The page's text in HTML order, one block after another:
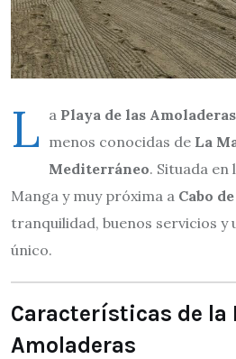
L a Playa de las Amoladeras
menos conocidas de La
Mediterráneo. Situada
Manga y muy próxima a Cabo
tranquilidad, buenos servicios
único.
Características de la
Amoladeras